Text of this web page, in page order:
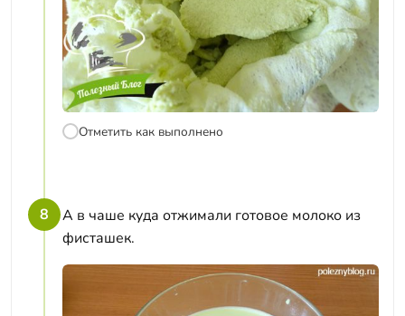
Отметить как выполнено
8
А в чаше куда отжимали готовое молоко из
фисташек.